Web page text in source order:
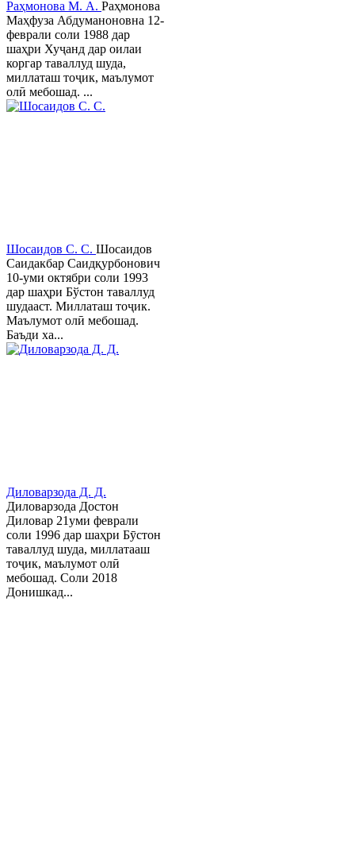
Раҳмонова М. А. Раҳмонова
Маҳфуза Абдуманоновна 12-
феврали соли 1988 дар
шаҳри Хуҷанд дар оилаи
коргар таваллуд шуда,
миллаташ тоҷик, маълумот
олӣ мебошад. ...
Шосаидов С. С. Шосаидов
Саидакбар Саидқурбонович
10-уми октябри соли 1993
дар шаҳри Бўстон таваллуд
шудааст. Миллаташ тоҷик.
Маълумот олӣ мебошад.
Баъди ха...
Диловарзода Д. Д.
Диловарзода Достон
Диловар 21уми феврали
соли 1996 дар шаҳри Бӯстон
таваллуд шуда, миллатааш
тоҷик, маълумот олӣ
мебошад. Соли 2018
Донишкад...